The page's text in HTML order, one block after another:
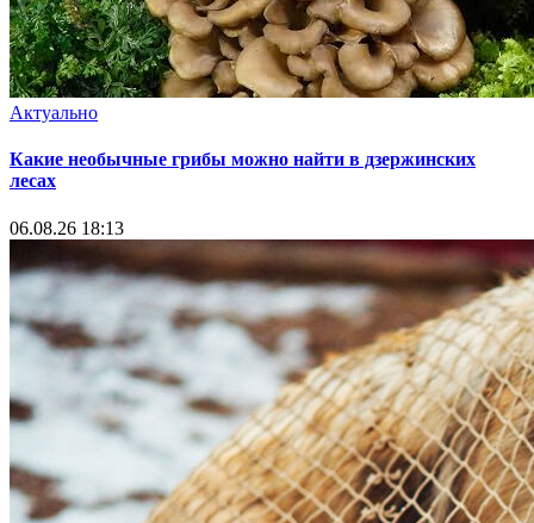
Актуально
Какие необычные грибы можно найти в дзержинских
лесах
06.08.26 18:13